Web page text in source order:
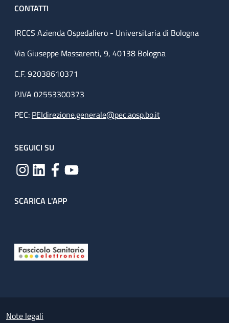
CONTATTI
IRCCS Azienda Ospedaliero - Universitaria di Bologna
Via Giuseppe Massarenti, 9, 40138 Bologna
C.F. 92038610371
P.IVA 02553300373
PEC: PEIdirezione.generale@pec.aosp.bo.it
SEGUICI SU
SCARICA L'APP
Small prints
Note legali